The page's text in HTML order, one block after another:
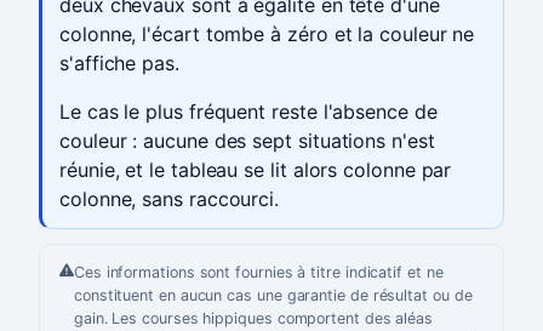
deux chevaux sont à égalité en tête d'une
colonne, l'écart tombe à zéro et la couleur ne
s'affiche pas.
Le cas le plus fréquent reste l'absence de
couleur : aucune des sept situations n'est
réunie, et le tableau se lit alors colonne par
colonne, sans raccourci.
Ces informations sont fournies à titre indicatif et ne
constituent en aucun cas une garantie de résultat ou de
gain. Les courses hippiques comportent des aléas